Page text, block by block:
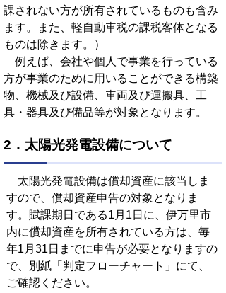
課されない方が所有されているものも含み
ます。また、軽自動車税の課税客体となる
ものは除きます。）
例えば、会社や個人で事業を行っている
方が事業のために用いることができる構築
物、機械及び設備、車両及び運搬具、工
具・器具及び備品等が対象となります。
2．太陽光発電設備について
太陽光発電設備は償却資産に該当しま
すので、償却資産申告の対象となりま
す。賦課期日である1月1日に、伊万里市
内に償却資産を所有されている方は、毎
年1月31日までに申告が必要となりますの
で、別紙「判定フローチャート」にて、
ご確認ください。